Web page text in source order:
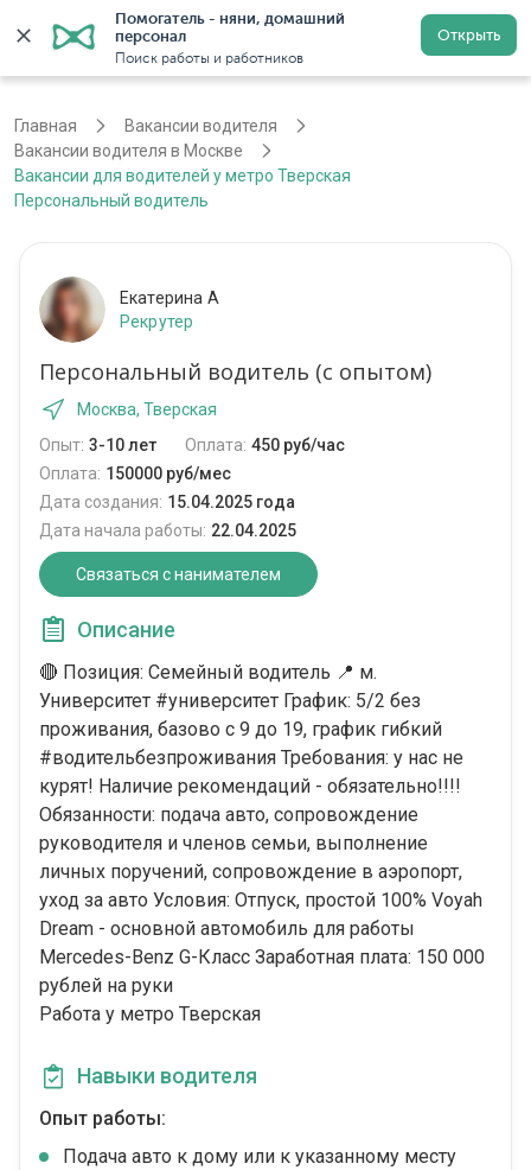
Помогатель - няни, домашний
персонал
Поиск работы и работников
Открыть
Регистрация
Главная
Вакансии водителя
Вакансии водителя в Москве
Вакансии для водителей у метро Тверская
Персональный водитель
Екатерина А
Рекрутер
Персональный водитель (с опытом)
Москва, Тверская
Опыт: 3-10 лет Оплата: 450 руб/час
Оплата: 150000 руб/мес
Дата создания: 15.04.2025 года
Дата начала работы: 22.04.2025
Связаться с нанимателем
Описание
🔴 Позиция: Семейный водитель 📍 м.
Университет #университет График: 5/2 без
проживания, базово с 9 до 19, график гибкий
#водительбезпроживания Требования: у нас не
курят! Наличие рекомендаций - обязательно!!!!
Обязанности: подача авто, сопровождение
руководителя и членов семьи, выполнение
личных поручений, сопровождение в аэропорт,
уход за авто Условия: Отпуск, простой 100% Voyah
Dream - основной автомобиль для работы
Mercedes-Benz G-Класс Заработная плата: 150 000
рублей на руки
Работа у метро Тверская
Навыки водителя
Опыт работы:
Подача авто к дому или к указанному месту